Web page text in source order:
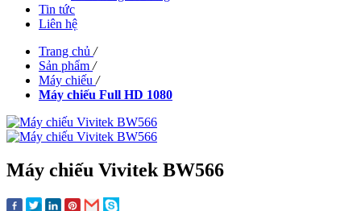
Tin tức
Liên hệ
Trang chủ /
Sản phẩm /
Máy chiếu /
Máy chiếu Full HD 1080
Máy chiếu Vivitek BW566